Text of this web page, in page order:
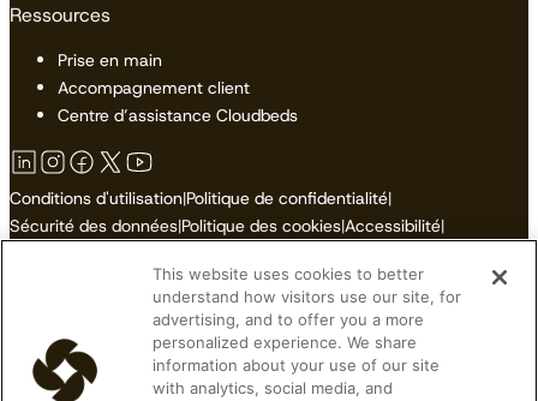
Ressources
Prise en main
Accompagnement client
Centre d’assistance Cloudbeds
Conditions d'utilisation|Politique de confidentialité|
Sécurité des données|Politique des cookies|Accessibilité|
Ne pas vendre ni partager mes informations personnelles
© 2026 Cloudbeds. Tous droits réservés.
This website uses cookies to better
understand how visitors use our site, for
advertising, and to offer you a more
personalized experience. We share
information about your use of our site
with analytics, social media, and